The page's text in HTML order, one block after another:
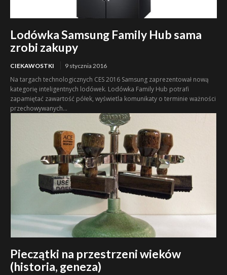
Lodówka Samsung Family Hub sama
zrobi zakupy
CIEKAWOSTKI 9 stycznia 2016
Na targach technologicznych CES 2016 Samsung zaprezentował nową
kategorię inteligentnych lodówek. Lodówka Family Hub potrafi
zapamiętać zawartość półek, wyświetla komunikaty o terminie ważności
przechowywanych...
Pieczątki na przestrzeni wieków
(historia, geneza)